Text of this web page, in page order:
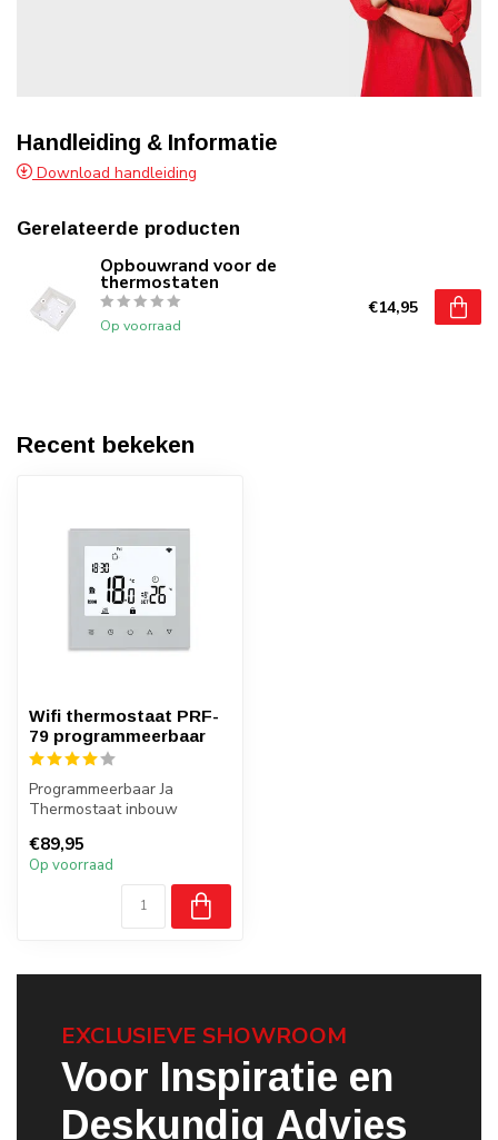
Handleiding & Informatie
Download handleiding
Gerelateerde producten
Opbouwrand voor de
thermostaten
Op voorraad
€14,95
Recent bekeken
Wifi thermostaat PRF-
79 programmeerbaar
Programmeerbaar Ja
Thermostaat inbouw
of telefoon
€89,95
Op voorraad
EXCLUSIEVE SHOWROOM
Voor Inspiratie en
Deskundig Advies